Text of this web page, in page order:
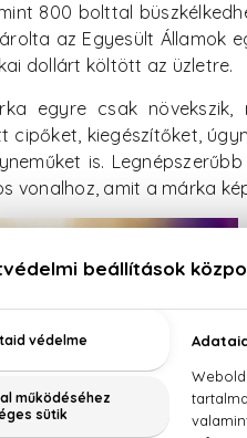
800 bolttal
az Egyesült Államok
dollárt költött az üzletre.
egyre csak
cipőket, kiegészítőket,
is.
vonalhoz, amit a márka